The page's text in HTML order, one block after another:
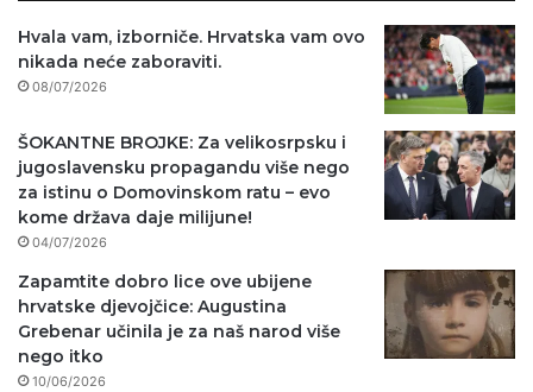
Hvala vam, izborniče. Hrvatska vam ovo
nikada neće zaboraviti.
08/07/2026
ŠOKANTNE BROJKE: Za velikosrpsku i
jugoslavensku propagandu više nego
za istinu o Domovinskom ratu – evo
kome država daje milijune!
04/07/2026
Zapamtite dobro lice ove ubijene
hrvatske djevojčice: Augustina
Grebenar učinila je za naš narod više
nego itko
10/06/2026